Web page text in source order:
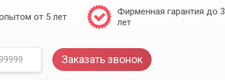
от 5 лет
Фирменная гарантия до 3
лет
Заказать звонок